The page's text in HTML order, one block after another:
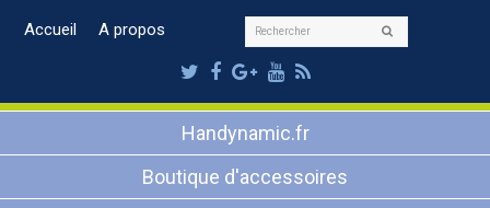
Accueil A propos Rechercher
Twitter
Facebook
Google
Plus
Youtube
RSS
Handynamic.fr
Boutique d'accessoires